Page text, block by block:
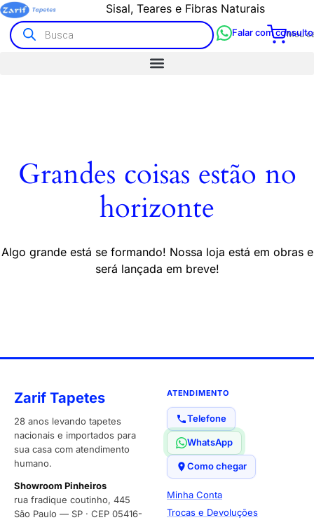
Sisal, Teares e Fibras Naturais
Meu
Falar com
Grandes coisas estão no
horizonte
Algo grande está se formando! Nossa loja está em obras e
será lançada em breve!
Zarif Tapetes
28 anos levando tapetes
nacionais e importados para
sua casa com atendimento
humano.
Showroom Pinheiros
rua fradique coutinho, 445
São Paulo — SP · CEP 05416-
ATENDIMENTO
Telefone
WhatsApp
Como chegar
Minha Conta
Trocas e Devoluções